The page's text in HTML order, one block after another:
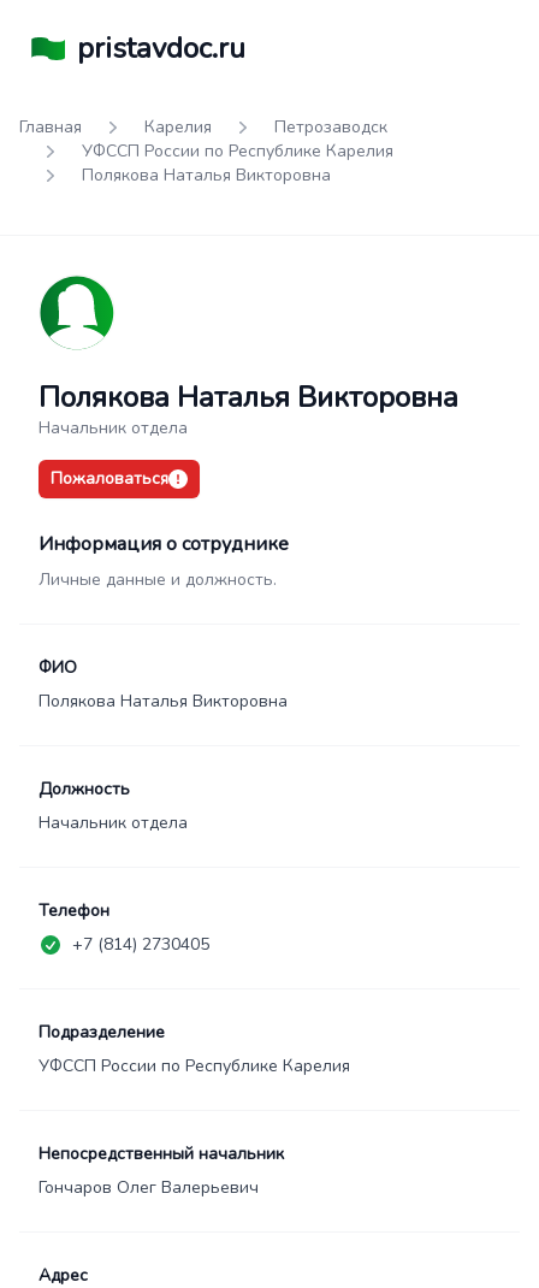
pristavdoc.ru
Главная Карелия
Петрозаводск
УФССП России по Республике Карелия
Полякова Наталья Викторовна
Полякова Наталья Викторовна
Начальник отдела
Пожаловаться
Информация о сотруднике
Личные данные и должность.
ФИО
Полякова Наталья Викторовна
Должность
Начальник отдела
Телефон
+7 (814) 2730405
Подразделение
УФССП России по Республике Карелия
Непосредственный начальник
Гончаров Олег Валерьевич
Адрес